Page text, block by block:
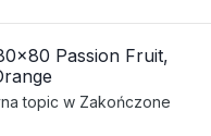
Passion Fruit,
topic w Zakończone